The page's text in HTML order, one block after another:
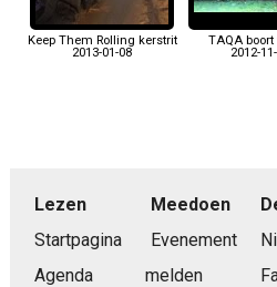
Keep Them Rolling kerstrit
2013-01-08
TAQA boort
2012-
Lezen
Startpagina
Agenda
Meedoen
Evenement
melden